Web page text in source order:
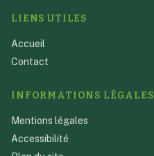
LIENS UTILES
Accueil
Contact
INFORMATIONS LÉGALES
Mentions légales
Accessibilité